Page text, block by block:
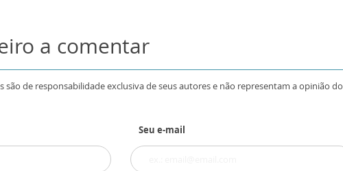
a comentar
são de responsabilidade exclusiva de seus autores e não representam a opinião do
Seu e-mail